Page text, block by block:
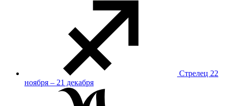
Стрелец 22
ноября – 21 декабря